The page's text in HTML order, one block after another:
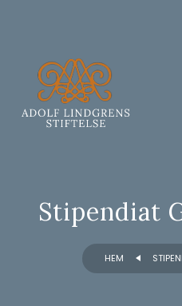
Stipendiat
HEM